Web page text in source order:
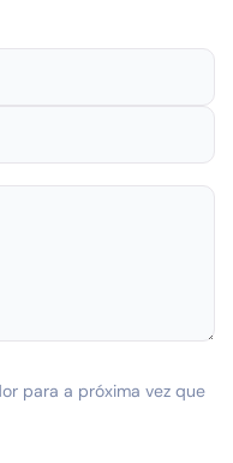
para a próxima vez que